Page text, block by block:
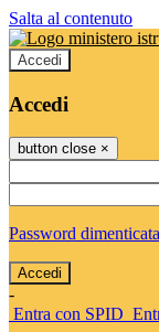
Salta al contenuto
Accedi
Accedi
button close ×
Password
-
Entra con SPID